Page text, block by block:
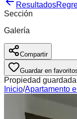
Resultados
Sección
Galería
Compartir
Guardar en
Propiedad
Inicio/Apartamento